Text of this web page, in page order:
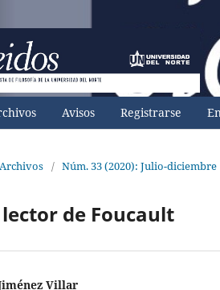
Avisos Registrarse
Archivos / Núm. 33 (2020): Julio-diciembre
de Foucault
Villar